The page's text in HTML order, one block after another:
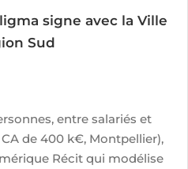
signe avec la Ville
Sud
entre salariés et
de 400 k€, Montpellier),
Récit qui modélise